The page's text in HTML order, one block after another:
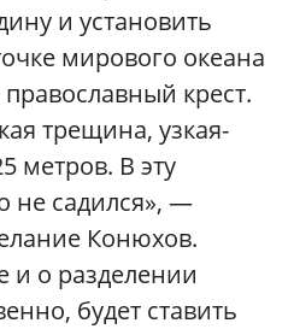
и установить
мирового океана
крест.
трещина, узкая-
метров. В эту
не садился», —
Конюхов.
и о разделении
будет ставить